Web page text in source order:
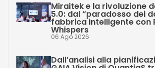
Miraitek e la rivoluzione
5.0: dal “paradosso dei
fabbrica intelligente con
Whispers
06 Ago 2026
Dall’analisi alla